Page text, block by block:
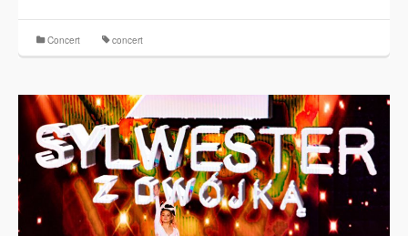
Concert concert